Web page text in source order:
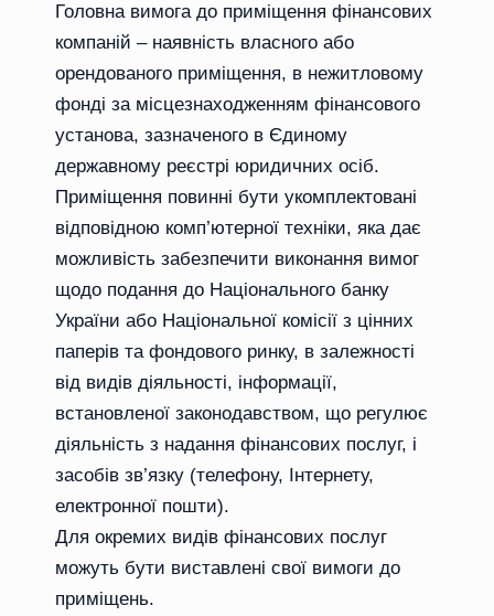
Головна вимога до приміщення фінансових
компаній – наявність власного або
орендованого приміщення, в нежитловому
фонді за місцезнаходженням фінансового
установа, зазначеного в Єдиному
державному реєстрі юридичних осіб.
Приміщення повинні бути укомплектовані
відповідною комп’ютерної техніки, яка дає
можливість забезпечити виконання вимог
щодо подання до Національного банку
України або Національної комісії з цінних
паперів та фондового ринку, в залежності
від видів діяльності, інформації,
встановленої законодавством, що регулює
діяльність з надання фінансових послуг, і
засобів зв’язку (телефону, Інтернету,
електронної пошти).
Для окремих видів фінансових послуг
можуть бути виставлені свої вимоги до
приміщень.